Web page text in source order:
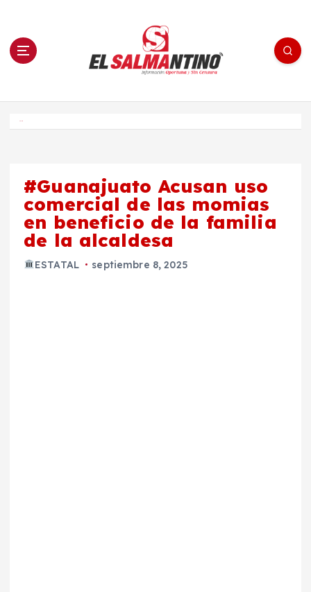
n El Salmantino - medios/noticias/editorial
#Guanajuato Acusan uso
comercial de las momias
en beneficio de la familia
de la alcaldesa
ESTATAL septiembre 8, 2025